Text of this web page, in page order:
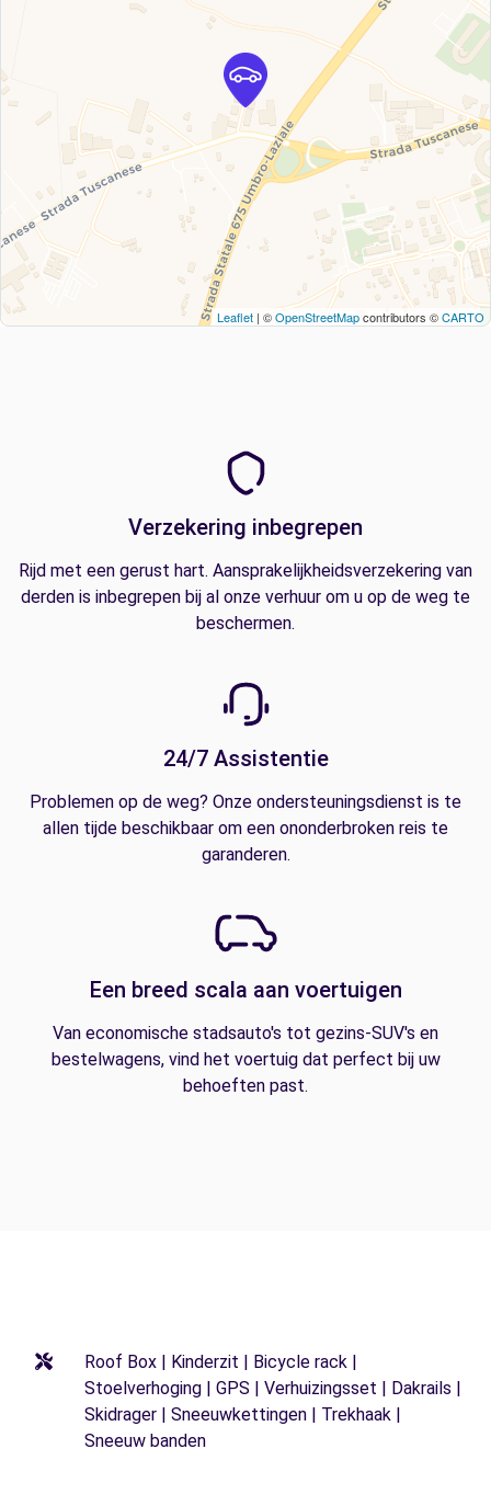
Leaflet | ©OpenStreetMapcontributors ©CARTO
Verzekering inbegrepen
Rijd met een gerust hart. Aansprakelijkheidsverzekering van
derden is inbegrepen bij al onze verhuur om u op de weg te
beschermen.
24/7 Assistentie
Problemen op de weg? Onze ondersteuningsdienst is te
allen tijde beschikbaar om een ononderbroken reis te
garanderen.
Een breed scala aan voertuigen
Van economische stadsauto's tot gezins-SUV's en
bestelwagens, vind het voertuig dat perfect bij uw
behoeften past.
Roof Box | Kinderzit | Bicycle rack |
Stoelverhoging | GPS | Verhuizingsset | Dakrails |
Skidrager | Sneeuwkettingen | Trekhaak |
Sneeuw banden